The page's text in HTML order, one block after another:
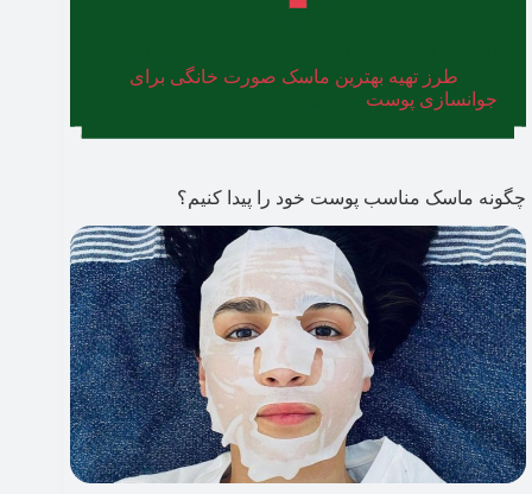
طرز تهیه بهترین ماسک صورت خانگی برای
جوانسازی پوست
چگونه ماسک مناسب پوست خود را پیدا کنیم؟